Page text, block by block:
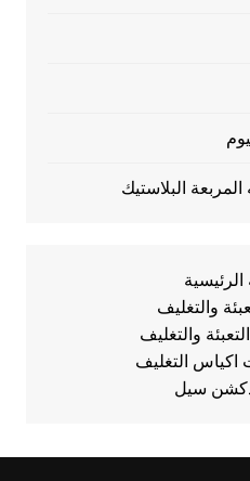
البلاستيك
والتغليف
والتغليف
اكياس التغليف
سيل